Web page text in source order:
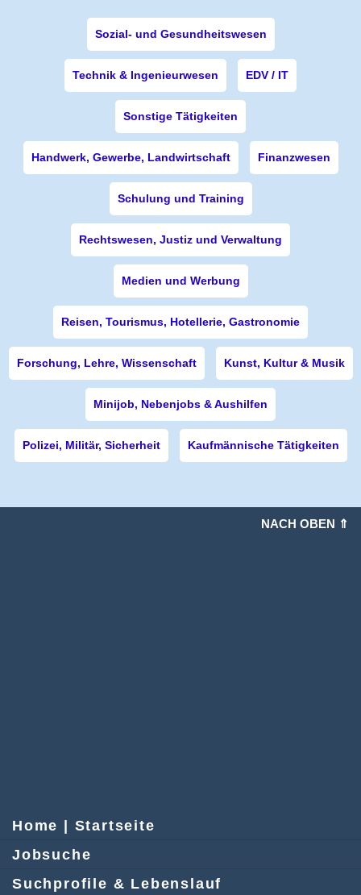
Sozial- und Gesundheitswesen
Technik & Ingenieurwesen EDV / IT
Sonstige Tätigkeiten
Handwerk, Gewerbe, Landwirtschaft Finanzwesen
Schulung und Training
Rechtswesen, Justiz und Verwaltung
Medien und Werbung
Reisen, Tourismus, Hotellerie, Gastronomie
Forschung, Lehre, Wissenschaft Kunst, Kultur & Musik
Minijob, Nebenjobs & Aushilfen
Polizei, Militär, Sicherheit Kaufmännische Tätigkeiten
NACH OBEN ⇑
Home | Startseite
Jobsuche
Suchprofile & Lebenslauf